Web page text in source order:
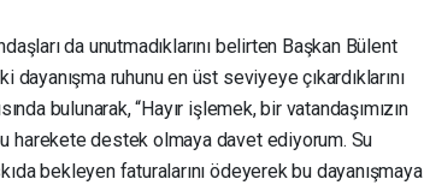
da unutmadıklarını belirten Başkan Bülent
dayanışma ruhunu en üst seviyeye çıkardıklarını
bulunarak, “Hayır işlemek, bir vatandaşımızın
harekete destek olmaya davet ediyorum. Su
bekleyen faturalarını ödeyerek bu dayanışmaya